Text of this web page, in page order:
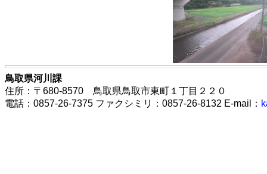
鳥取県河川課
住所：〒680-8570 鳥取県鳥取市東町１丁目２２０
電話：0857-26-7375 ファクシミリ：0857-26-8132 E-mail：